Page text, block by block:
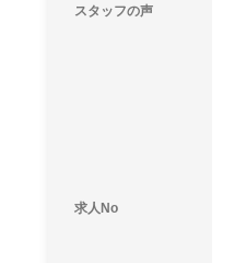
スタッフの声
求人No